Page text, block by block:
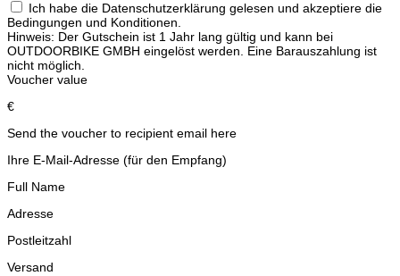
Ich habe die Datenschutzerklärung gelesen und akzeptiere die
Bedingungen und Konditionen.
Hinweis: Der Gutschein ist 1 Jahr lang gültig und kann bei
OUTDOORBIKE GMBH eingelöst werden. Eine Barauszahlung ist
nicht möglich.
Voucher value
€
Send the voucher to recipient email here
Ihre E-Mail-Adresse (für den Empfang)
Full Name
Adresse
Postleitzahl
Versand